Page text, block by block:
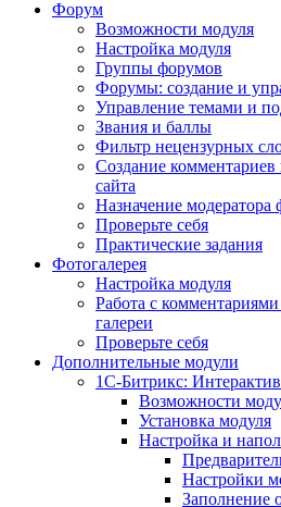
Форум
Возможности модуля
Настройка модуля
Группы форумов
Форумы: создание и
Управление темами и
Звания и баллы
Фильтр нецензурных
Создание
сайта
Назначение модератора
Проверьте себя
Практические задания
Фотогалерея
Настройка модуля
Работа с
галереи
Проверьте себя
Дополнительные модули
1С-Битрикс:
Возможности
Установка модуля
Настройка и
Настройки
Заполнение